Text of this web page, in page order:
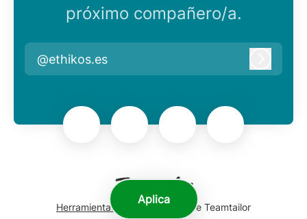
Aplica
próximo compañero/a.
@ethikos.es
Herramientas de seguimiento de Teamtailor